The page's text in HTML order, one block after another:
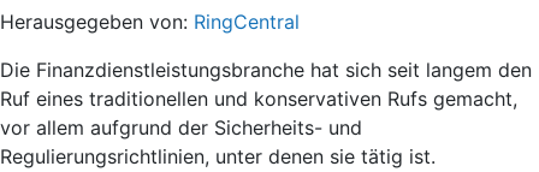
Herausgegeben von: RingCentral
Die Finanzdienstleistungsbranche hat sich seit langem den
Ruf eines traditionellen und konservativen Rufs gemacht,
vor allem aufgrund der Sicherheits- und
Regulierungsrichtlinien, unter denen sie tätig ist.